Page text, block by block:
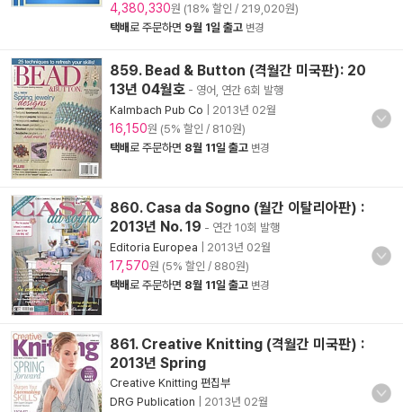
4,380,330원 (18% 할인 / 219,020원)
택배로 주문하면 9월 1일 출고 변경
859. Bead & Button (격월간 미국판): 20
13년 04월호 - 영어, 연간 6회 발행
Kalmbach Pub Co
2013년 02월
16,150원 (5% 할인 / 810원)
택배로 주문하면 8월 11일 출고 변경
860. Casa da Sogno (월간 이탈리아판) :
2013년 No. 19 - 연간 10회 발행
Editoria Europea
2013년 02월
17,570원 (5% 할인 / 880원)
택배로 주문하면 8월 11일 출고 변경
861. Creative Knitting (격월간 미국판) :
2013년 Spring
Creative Knitting 편집부
DRG Publication
2013년 02월